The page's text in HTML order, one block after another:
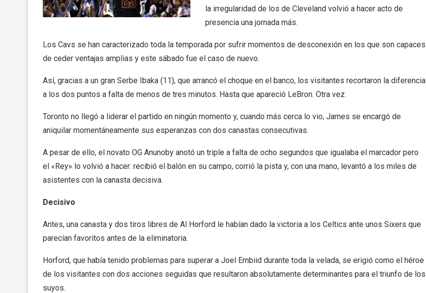
la irregularidad de los de Cleveland volvió a hacer acto de
presencia una jornada más.
Los Cavs se han caracterizado toda la temporada por sufrir momentos de desconexión en los que son capaces
de ceder ventajas amplias y este sábado fue el caso de nuevo.
Así, gracias a un gran Serbe Ibaka (11), que arrancó el choque en el banco, los visitantes recortaron la diferencia
a los dos puntos a falta de menos de tres minutos. Hasta que apareció LeBron. Otra vez.
Toronto no llegó a liderar el partido en ningún momento y, cuando más cerca lo vio, James se encargó de
aniquilar momentáneamente sus esperanzas con dos canastas consecutivas.
A pesar de ello, el novato OG Anunoby anotó un triple a falta de ocho segundos que igualaba el marcador pero
el «Rey» lo volvió a hacer: recibió el balón en su campo, corrió la pista y, con una mano, levantó a los miles de
asistentes con la canasta decisiva.
Decisivo
Antes, una canasta y dos tiros libres de Al Horford le habían dado la victoria a los Celtics ante unos Sixers que
parecían favoritos antes de la eliminatoria.
Horford, que había tenido problemas para superar a Joel Embiid durante toda la velada, se erigió como el héroe
de los visitantes con dos acciones seguidas que resultaron absolutamente determinantes para el triunfo de los
suyos.